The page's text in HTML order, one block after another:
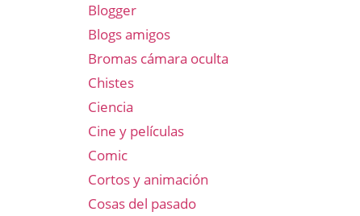
Blogger
Blogs amigos
Bromas cámara oculta
Chistes
Ciencia
Cine y películas
Comic
Cortos y animación
Cosas del pasado